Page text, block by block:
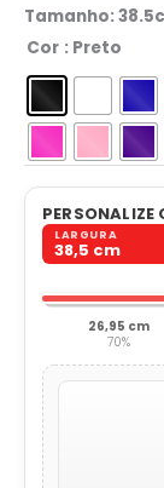
Tamanho:
Cor : Preto
LARGURA
38,5 cm
26,95 cm
70%